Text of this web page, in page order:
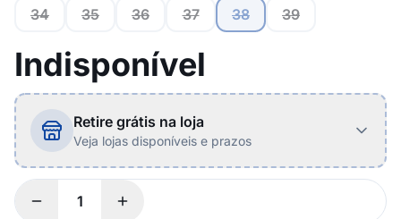
34 35 36 37 38 39
Indisponível
Retire grátis na loja
Veja lojas disponíveis e prazos